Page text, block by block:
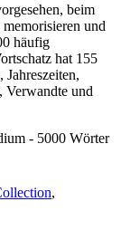
beim
und
häufig
hat 155
Verwandte und
- 5000 Wörter
,